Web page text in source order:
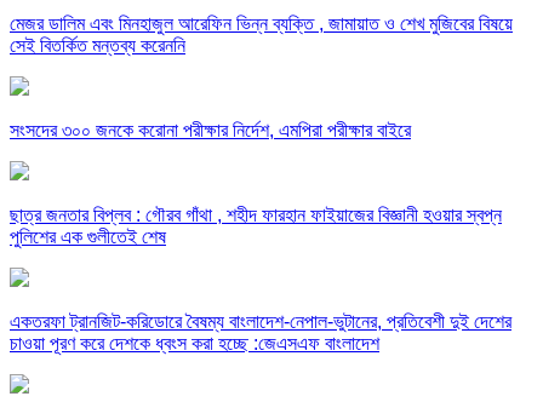
মেজর ডালিম এবং মিনহাজুল আরেফিন ভিন্ন ব্যক্তি , জামায়াত ও শেখ মুজিবের বিষয়ে
সেই বিতর্কিত মন্তব্য করেননি
সংসদের ৩০০ জনকে করোনা পরীক্ষার নির্দেশ, এমপিরা পরীক্ষার বাইরে
ছাত্র জনতার বিপ্লব : গৌরব গাঁথা , শহীদ ফারহান ফাইয়াজের বিজ্ঞানী হওয়ার স্বপ্ন
পুলিশের এক গুলীতেই শেষ
একতরফা ট্রানজিট-করিডোরে বৈষম্য বাংলাদেশ-নেপাল-ভুটানের, প্রতিবেশী দুই দেশের
চাওয়া পূরণ করে দেশকে ধ্বংস করা হচ্ছে :জেএসএফ বাংলাদেশ